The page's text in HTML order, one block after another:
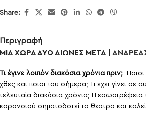
Share:
Περιγραφή
ΜΙΑ ΧΩΡΑ ΔΥΟ ΑΙΩΝΕΣ ΜΕΤΑ |
Τι έγινε λοιπόν διακόσια χρόνια πριν;
χθες και ποιοι του σήμερα; Τι έχει γίνει σε
τελευταία διακόσια χρόνια; Η εσωστρέφεια
κορονοϊού σηματοδοτεί το θέατρο και